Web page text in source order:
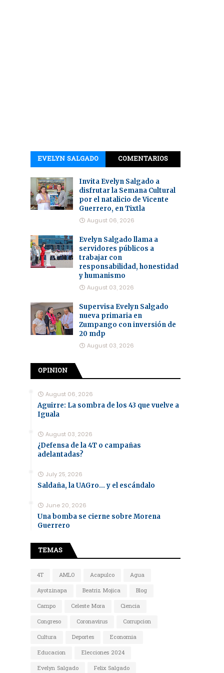
EVELYN SALGADO COMENTARIOS
Invita Evelyn Salgado a
disfrutar la Semana Cultural
por el natalicio de Vicente
Guerrero, en Tixtla
August 06, 2026
Evelyn Salgado llama a
servidores públicos a
trabajar con
responsabilidad, honestidad
y humanismo
August 03, 2026
Supervisa Evelyn Salgado
nueva primaria en
Zumpango con inversión de
20 mdp
August 03, 2026
OPINION
August 06, 2026
Aguirre: La sombra de los 43 que vuelve a
Iguala
August 03, 2026
¿Defensa de la 4T o campañas
adelantadas?
July 25, 2026
Saldaña, la UAGro... y el escándalo
June 20, 2026
Una bomba se cierne sobre Morena
Guerrero
TEMAS
4T AMLO Acapulco
Agua
Ayotzinapa
Beatriz Mojica
Blog
Campo
Celeste Mora
Ciencia
Congreso
Coronavirus
Corrupcion
Cultura
Deportes
Economia
Educacion
Elecciones 2024
Evelyn Salgado
Felix Salgado